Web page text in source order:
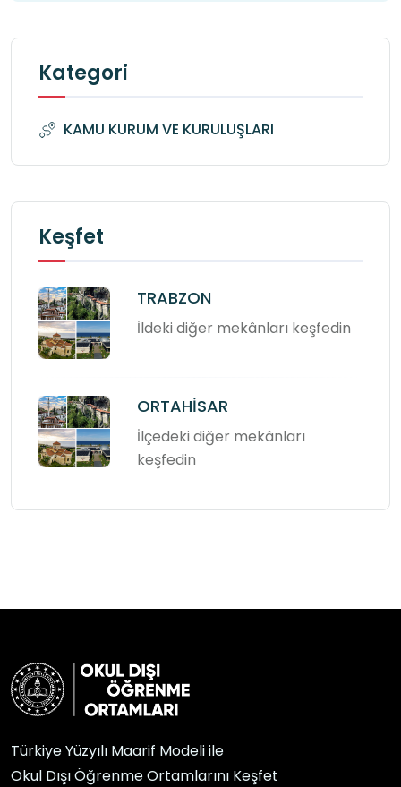
Kategori
KAMU KURUM VE KURULUŞLARI
Keşfet
TRABZON
İldeki diğer mekânları keşfedin
ORTAHİSAR
İlçedeki diğer mekânları
keşfedin
Türkiye Yüzyılı Maarif Modeli ile
Okul Dışı Öğrenme Ortamlarını Keşfet